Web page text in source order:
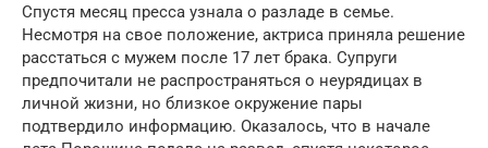
Спустя месяц пресса узнала о разладе в семье.
Несмотря на свое положение, актриса приняла решение
расстаться с мужем после 17 лет брака. Супруги
предпочитали не распространяться о неурядицах в
личной жизни, но близкое окружение пары
подтвердило информацию. Оказалось, что в начале